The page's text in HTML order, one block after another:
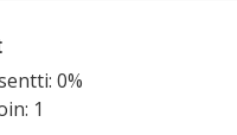
0%
1